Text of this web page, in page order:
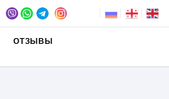
ОТЗЫВЫ